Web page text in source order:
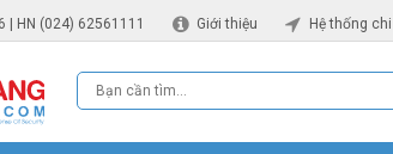
| HN (024) 62561111 Giới thiệu Hệ thống